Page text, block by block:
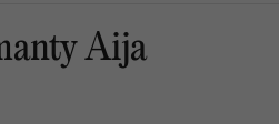
Aija